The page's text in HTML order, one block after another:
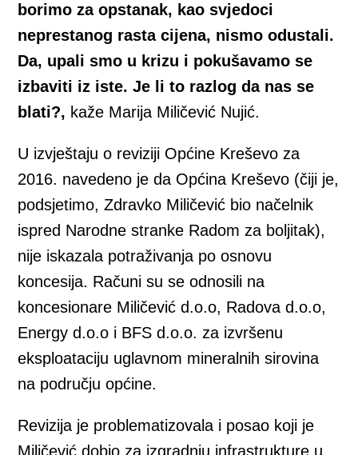
borimo za opstanak, kao svjedoci
neprestanog rasta cijena, nismo odustali.
Da, upalismo u krizu i pokušavamo se
izbaviti iz iste. Je li to razlog da nas se
blati?, kaže Marija Miličević Nujić.
U izvještaju o reviziji Općine Kreševo za
2016. navedeno je da Općina Kreševo (čiji je,
podsjetimo, Zdravko Miličević bio načelnik
ispred Narodne stranke Radom za boljitak),
nije iskazala potraživanja po osnovu
koncesija. Računi su se odnosili na
koncesionare Miličević d.o.o, Radova d.o.o,
Energy d.o.o i BFS d.o.o. za izvršenu
eksploataciju uglavnom mineralnih sirovina
na području općine.
Revizija je problematizovala i posao koji je
Miličević dobio za izgradnju infrastrukture u